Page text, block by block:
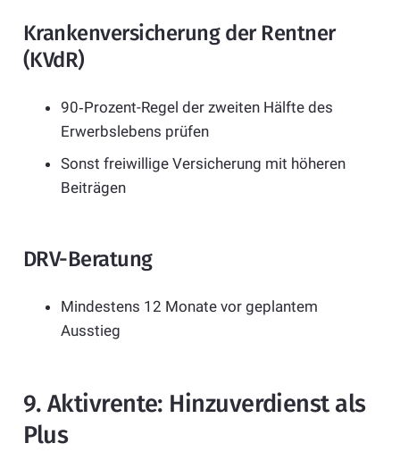
Krankenversicherung der Rentner
(KVdR)
90‑Prozent-Regel der zweiten Hälfte des
Erwerbslebens prüfen
Sonst freiwillige Versicherung mit höheren
Beiträgen
DRV-Beratung
Mindestens 12 Monate vor geplantem
Ausstieg
9. Aktivrente: Hinzuverdienst als
Plus